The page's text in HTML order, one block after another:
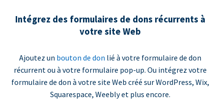
Intégrez des formulaires de dons récurrents à
votre site Web
Ajoutez un bouton de don lié à votre formulaire de don
récurrent ou à votre formulaire pop-up. Ou intégrez votre
formulaire de don à votre site Web créé sur WordPress, Wix,
Squarespace, Weebly et plus encore.